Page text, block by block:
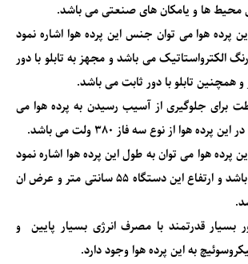
محیط ها و یامکان های صنعتی می باشد.
پرده هوامی توان جنس این پرده هوا اشاره نمود
رنگ الکترواستاتیک می باشد و مجهز به تابلو با دور
و همچنین تابلو با دور ثابت می باشد.
برای جلوگیری از آسیب رسیدن به پرده هوا می
این پرده هوااز نوع سه فاز 380 ولت می باشد.
هوا می توان به طول این پرده هوا اشاره نمود
که 110سانتی متر می باشد و ارتفاع این دستگاه 55 سانتی متر و عرض ان
بسیار قدرتمند با مصرف انرژی بسیار پایین و
به این پرده هواوجود دارد.